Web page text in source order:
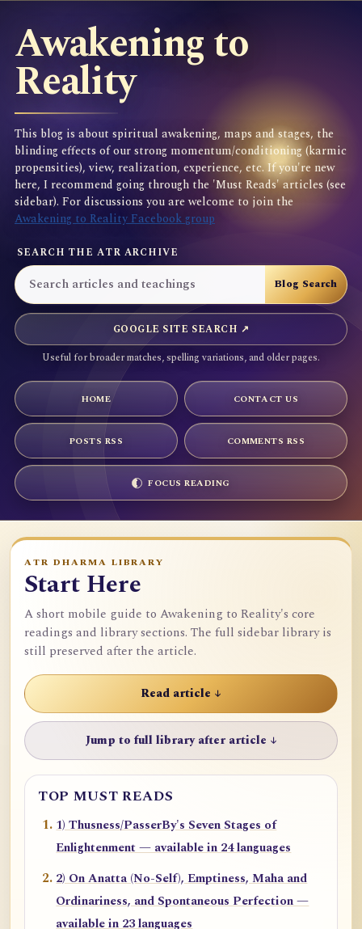
Awakening to
Reality
This blog is about spiritual awakening, maps and stages, the
blinding effects of our strong momentum/conditioning (karmic
propensities), view, realization, experience, etc. If you're new
here, I recommend going through the 'Must Reads' articles (see
sidebar). For discussions you are welcome to join the
Awakening to Reality Facebook group
SEARCH THE ATR ARCHIVE
GOOGLE SITE SEARCH ↗
Useful for broader matches, spelling variations, and older pages.
HOME CONTACT US
POSTS RSS COMMENTS RSS
FOCUS READING
ATR DHARMA LIBRARY
Start Here
A short mobile guide to Awakening to Reality's core
readings and library sections. The full sidebar library is
still preserved after the article.
Read article ↓
Jump to full library after article ↓
TOP MUST READS
1) Thusness/PasserBy's Seven Stages of
Enlightenment — available in 24 languages
2) On Anatta (No-Self), Emptiness, Maha and
Ordinariness, and Spontaneous Perfection —
available in 23 languages